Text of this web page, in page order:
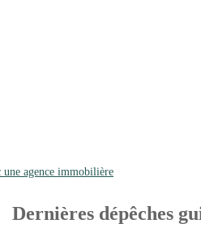
une agence immobilière
Dernières dépêches